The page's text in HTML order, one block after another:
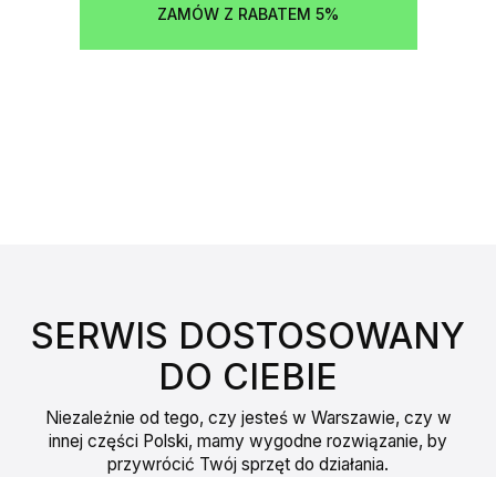
ZAMÓW Z RABATEM 5%
SERWIS DOSTOSOWANY
DO CIEBIE
Niezależnie od tego, czy jesteś w Warszawie, czy w
innej części Polski, mamy wygodne rozwiązanie, by
przywrócić Twój sprzęt do działania.